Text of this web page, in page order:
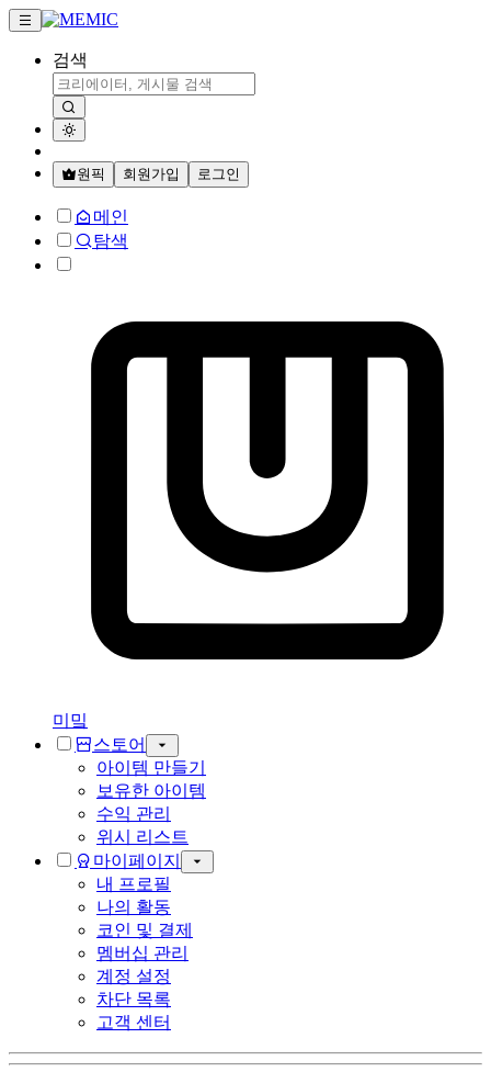
검색
원픽 회원가입 로그인
메인
탐색
미밐
스토어
아이템 만들기
보유한 아이템
수익 관리
위시 리스트
마이페이지
내 프로필
나의 활동
코인 및 결제
멤버십 관리
계정 설정
차단 목록
고객 센터